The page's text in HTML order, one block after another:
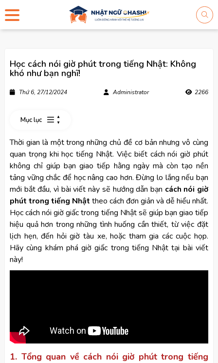
Học cách nói giờ phút trong tiếng Nhật: Không
khó như bạn nghĩ!
Thứ 6, 27/12/2024 Administrator 2266
Mục lục
Thời gian là một trong những chủ đề cơ bản nhưng vô cùng
quan trọng khi học tiếng Nhật. Việc biết cách nói giờ phút
không chỉ giúp bạn giao tiếp hằng ngày mà còn tạo nền
tảng vững chắc để học nâng cao hơn. Đừng lo lắng nếu bạn
mới bắt đầu, vì bài viết này sẽ hướng dẫn bạn cách nói giờ
phút trong tiếng Nhật theo cách đơn giản và dễ hiểu nhất.
Học cách nói giờ giấc trong tiếng Nhật sẽ giúp bạn giao tiếp
hiệu quả hơn trong những tình huống cần thiết, từ việc đặt
lịch hẹn, đến hỏi giờ tàu xe, hoặc tham gia các cuộc họp.
Hãy cùng khám phá giờ giấc trong tiếng Nhật tại bài viết
này!
1. Tổng quan về cách nói giờ phút trong tiếng